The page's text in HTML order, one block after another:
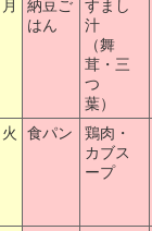
月
納豆ご
はん
すまし
汁
（舞
茸・三
つ
葉）
火 食パン
鶏肉・
カブス
ープ